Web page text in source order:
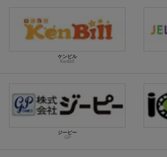
ケンビル
KenBill
ジーピー
GP